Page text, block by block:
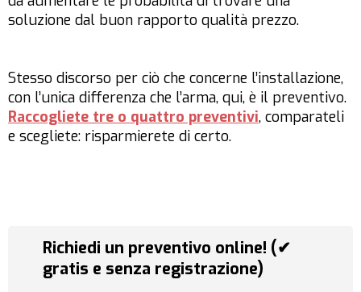
soluzione dal buon rapporto qualità prezzo.
Stesso discorso per ciò che concerne l’installazione,
con l’unica differenza che l’arma, qui, è il preventivo.
Raccogliete tre o quattro preventivi, comparateli
e scegliete: risparmierete di certo.
Richiedi un preventivo online! (✔
gratis e senza registrazione)